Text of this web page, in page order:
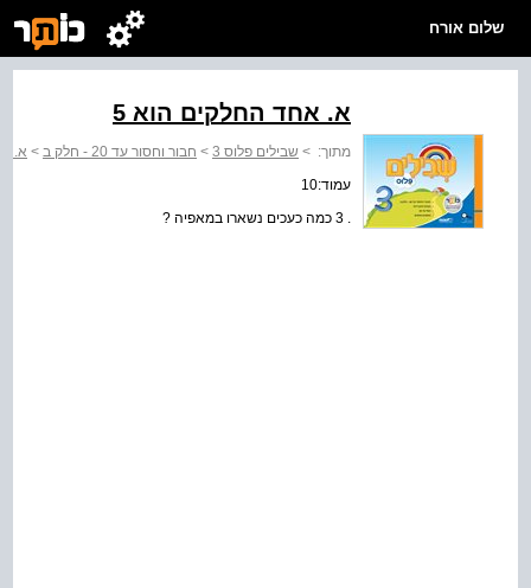
שלום אורח
א. אחד החלקים הוא 5
מתוך: > שבילים פלוס 3 > חבור וחסור עד 20 - חלק ב > א.
עמוד:10